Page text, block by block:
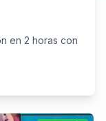
en 2 horas con